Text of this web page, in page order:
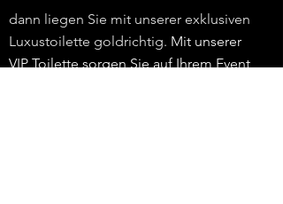
dann liegen Sie mit unserer exklusiven
Luxustoilette goldrichtig. Mit unserer
VIP Toilette sorgen Sie auf Ihrem Event